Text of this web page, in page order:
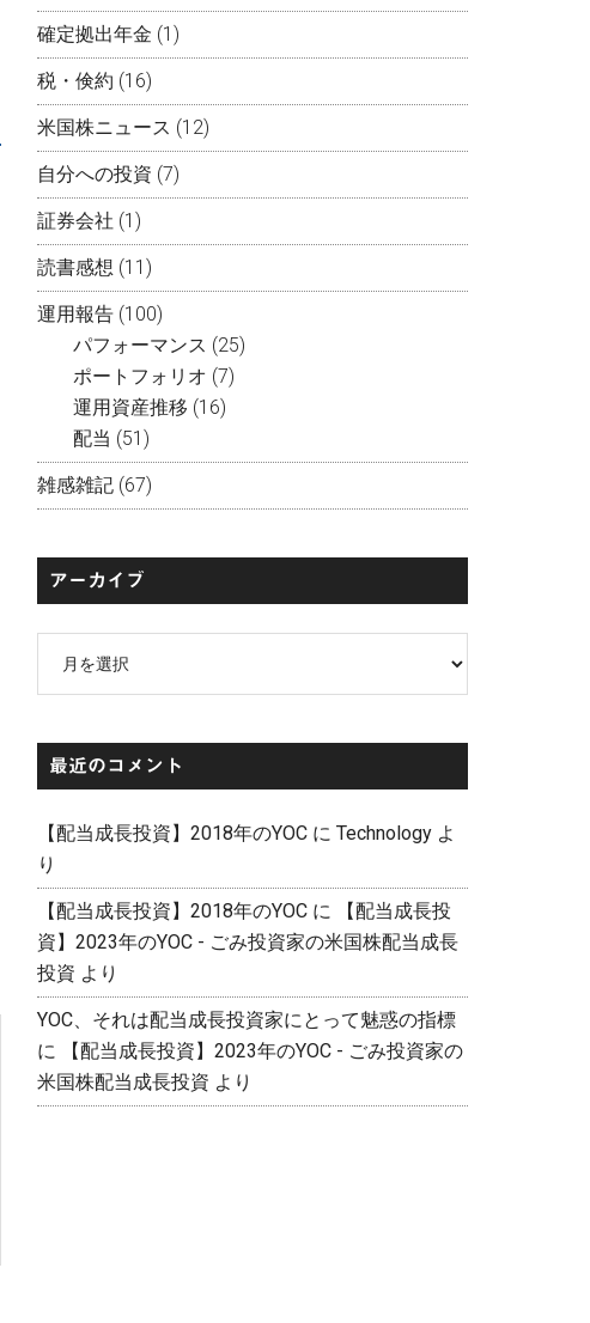
確定拠出年金 (1)
税・倹約 (16)
米国株ニュース (12)
自分への投資 (7)
証券会社 (1)
読書感想 (11)
運用報告 (100)
パフォーマンス (25)
ポートフォリオ (7)
運用資産推移 (16)
配当 (51)
雑感雑記 (67)
アーカイブ
イ
ブ最近のコメント
【配当成長投資】2018年のYOC に Technology よ
り
【配当成長投資】2018年のYOC に
【配当成長投
資】2023年のYOC - ごみ投資家の米国株配当成長
投資 より
YOC、それは配当成長投資家にとって魅惑の指標
に
【配当成長投資】2023年のYOC - ごみ投資家の
米国株配当成長投資 より